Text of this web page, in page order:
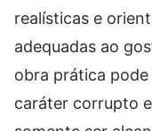
realísticas e
adequadas ao
obra prática
caráter corrupto